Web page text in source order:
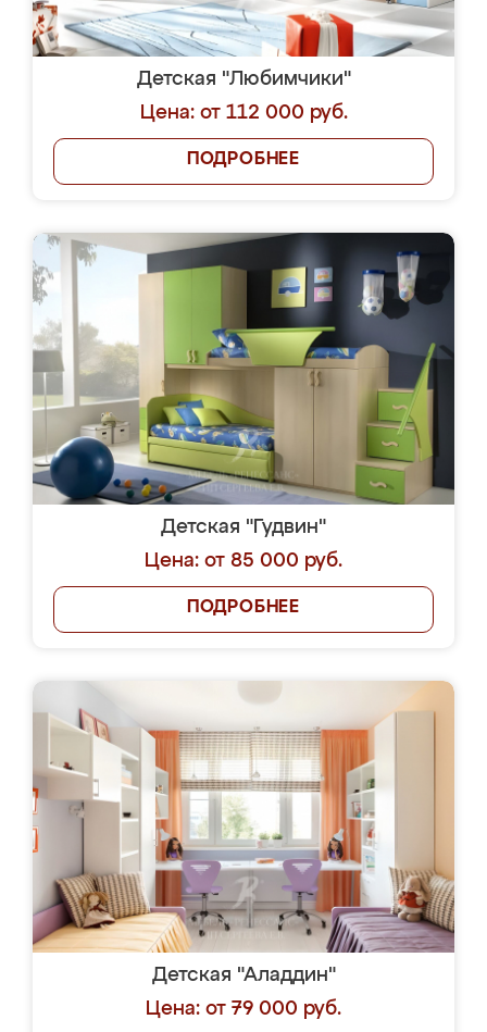
Детская "Любимчики"
Цена: от 112 000 руб.
ПОДРОБНЕЕ
Детская "Гудвин"
Цена: от 85 000 руб.
ПОДРОБНЕЕ
Детская "Аладдин"
Цена: от 79 000 руб.